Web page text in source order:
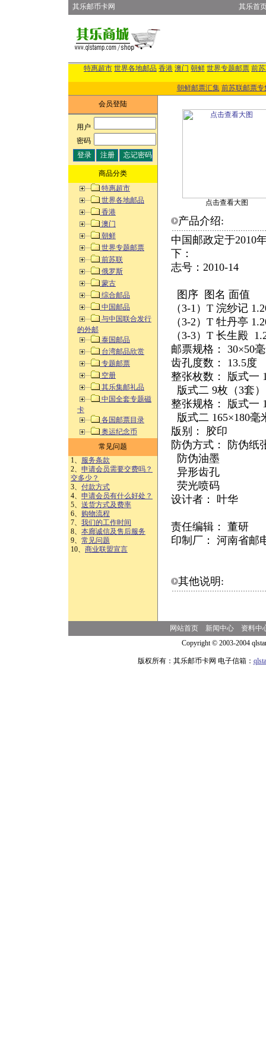
其乐邮币卡网 其乐首
特惠超市 世界各地邮品 香港 澳门 朝鲜 世界专题邮票 前
朝鲜邮票汇集 前苏联邮票专
会员登陆
用户:
密码:
商品分类
特惠超市
世界各地邮品
香港
澳门
朝鲜
世界专题邮票
前苏联
俄罗斯
蒙古
综合邮品
中国邮品
与中国联合发行
的外邮
泰国邮品
台湾邮品欣赏
专题邮票
空册
其乐集邮礼品
中国全套专题磁
卡
各国邮票目录
奥运纪念币
常见问题
1、 服务条款
2、 申请会员需要交费吗？
交多少？
3、 付款方式
4、 申请会员有什么好处？
5、 送货方式及费率
6、 购物流程
7、 我们的工作时间
8、 本廊诚信及售后服务
9、 常见问题
10、 商业联盟宣言
点击查看大图
产品介绍:
中国邮政定于2010
下：
志号：2010-14
图序 图名 面值
（3-1）T 浣纱记
（3-2）T 牡丹亭
（3-3）T 长生殿
邮票规格： 30×50
齿孔度数： 13.5度
整张枚数： 版式一
版式二 9枚（3套
整张规格： 版式一
版式二 165×180毫
版别： 胶印
防伪方式： 防伪纸
防伪油墨
异形齿孔
荧光喷码
设计者： 叶华
责任编辑： 董研
印制厂： 河南省邮
其他说明:
网站首页 新闻中心
资料中
Copyright © 2003-2004
版权所有：其乐邮币卡网 电子信箱：